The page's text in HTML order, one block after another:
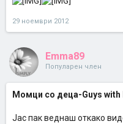
29 ноември 2012
Emma89
Популарен член
Момци со деца-Guys with
Јас пак веднаш откако